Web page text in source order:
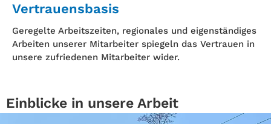
Vertrauensbasis
Geregelte Arbeitszeiten, regionales und eigenständiges
Arbeiten unserer Mitarbeiter spiegeln das Vertrauen in
unsere zufriedenen Mitarbeiter wider.
Einblicke in unsere Arbeit